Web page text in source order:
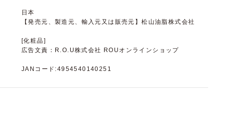
日本
【発売元、製造元、輸入元又は販売元】松山油脂株式会社
[化粧品]
広告文責：R.O.U株式会社 ROUオンラインショップ
JANコード:4954540140251